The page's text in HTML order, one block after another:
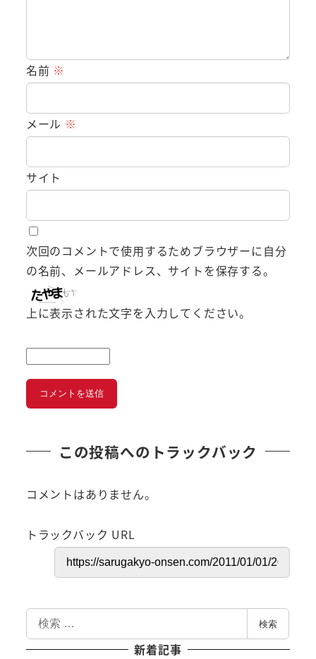
名前 ※
メール ※
サイト
次回のコメントで使用するためブラウザーに自分
の名前、メールアドレス、サイトを保存する。
上に表示された文字を入力してください。
この投稿へのトラックバック
コメントはありません。
トラックバック URL
索
検索
新着記事